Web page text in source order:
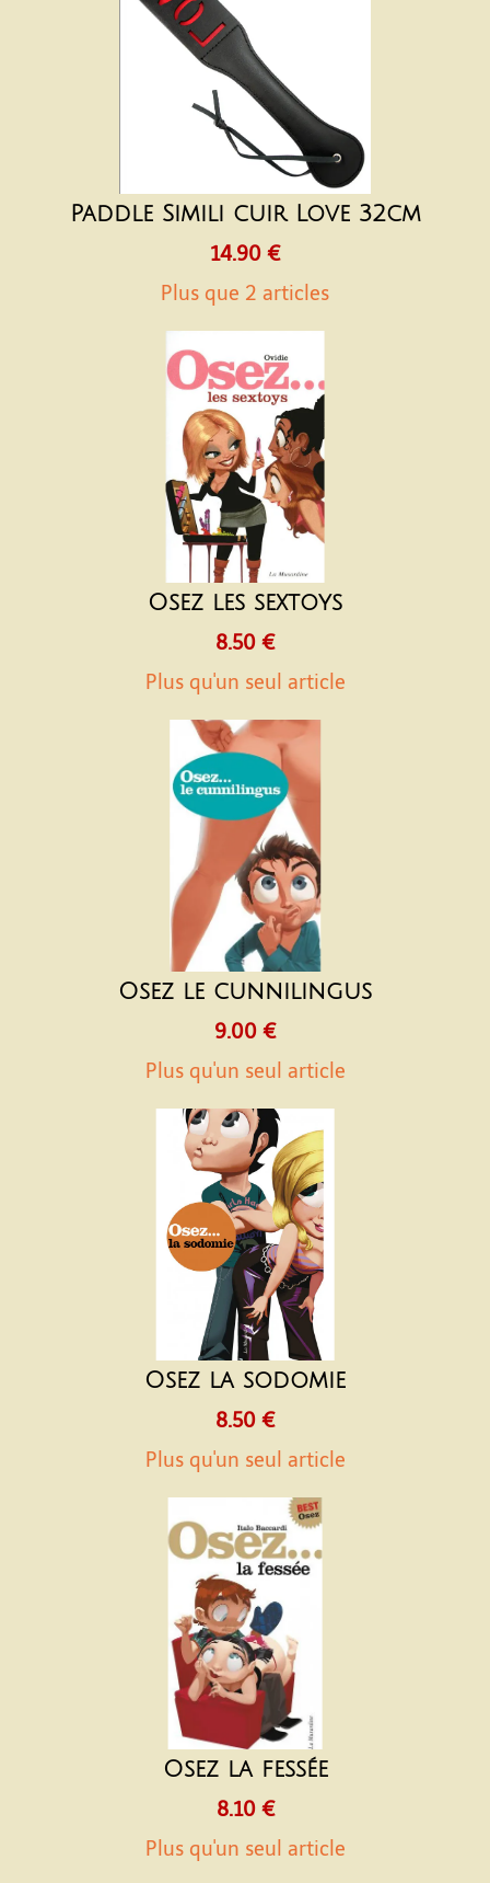
Paddle Simili cuir Love 32cm
14.90 €
Plus que 2 articles
Osez les sextoys
8.50 €
Plus qu'un seul article
Osez le cunnilingus
9.00 €
Plus qu'un seul article
Osez la sodomie
8.50 €
Plus qu'un seul article
Osez la fessée
8.10 €
Plus qu'un seul article